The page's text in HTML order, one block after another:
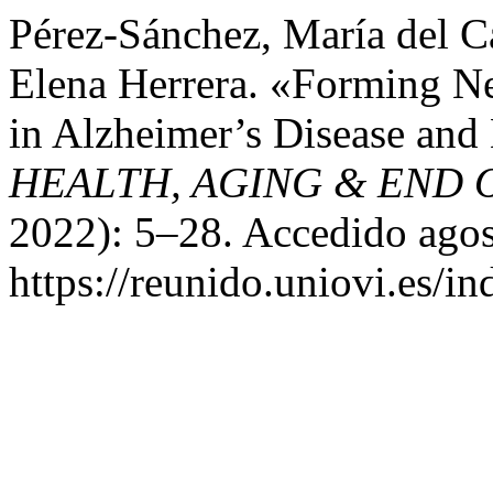
Pérez-Sánchez, María del
Elena Herrera. «Forming
in Alzheimer’s Disease
HEALTH, AGING & END
2022): 5–28. Accedido
https://reunido.uniovi.es/